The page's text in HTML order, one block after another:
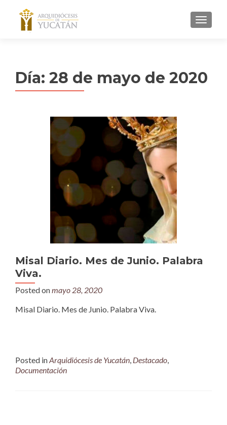
MENU
Día: 28 de mayo de 2020
Misal Diario. Mes de Junio. Palabra
Viva.
Posted onmayo 28, 2020
Misal Diario. Mes de Junio. Palabra Viva.
Posted inArquidiócesis de Yucatán, Destacado,
Documentación